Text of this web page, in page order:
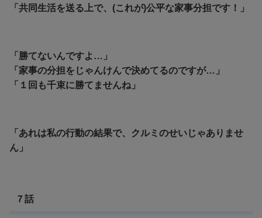
「共同生活を送る上で、(これが)公平な家事分担です！」
「勝てないんですよ…」
「家事の分担をじゃんけんで決めてるのですが…」
「１回も千束に勝てませんね」
「あれは私の行動の結果で、クルミのせいじゃありませ
ん」
７話